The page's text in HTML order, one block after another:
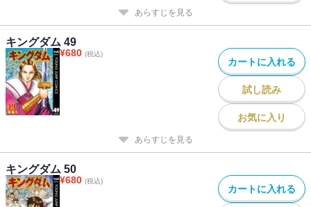
あらすじを見る
キングダム 49
¥680 (税込)
カートに入れる
試し読み
お気に入り
あらすじを見る
キングダム 50
¥680 (税込)
カートに入れる